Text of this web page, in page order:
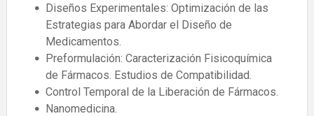
Diseños Experimentales: Optimización de las
Estrategias para Abordar el Diseño de
Medicamentos.
Preformulación: Caracterización Fisicoquímica
de Fármacos. Estudios de Compatibilidad.
Control Temporal de la Liberación de Fármacos.
Nanomedicina.